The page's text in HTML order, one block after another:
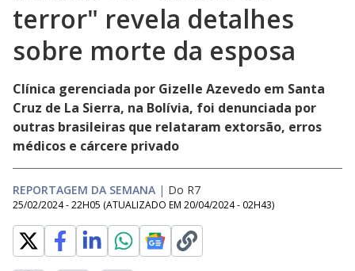
terror" revela detalhes
sobre morte da esposa
Clínica gerenciada por Gizelle Azevedo em Santa
Cruz de La Sierra, na Bolívia, foi denunciada por
outras brasileiras que relataram extorsão, erros
médicos e cárcere privado
REPORTAGEM DA SEMANA | Do R7
25/02/2024 - 22H05 (ATUALIZADO EM 20/04/2024 - 02H43)